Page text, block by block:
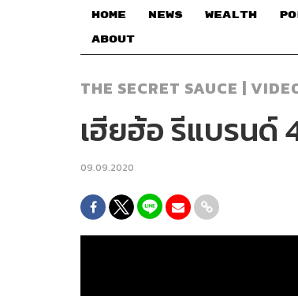
HOME NEWS WEALTH
ABOUT
THE SECRET SAUCE |
เฮียฮ้อ รีแบรนด์
09.09.2020